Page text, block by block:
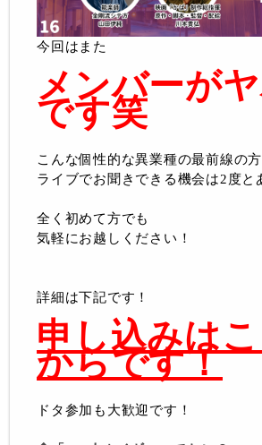
今回はまた
メンバーが
です笑
こんな個性的な異業種の最前線の
ライブでお聞きできる機会は2度と
全く初めて方でも
気軽にお越しください！
詳細は下記です！
申し込みは
からです！
ドタ参加も大歓迎です！